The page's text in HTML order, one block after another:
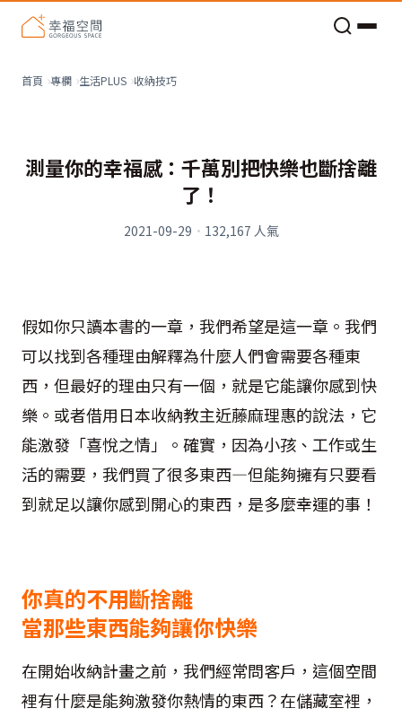
首頁 專欄 生活PLUS 收納技巧
測量你的幸福感：千萬別把快樂也斷捨離
了！
2021-09-29 · 132,167 人氣
假如你只讀本書的一章，我們希望是這一章。我們
可以找到各種理由解釋為什麼人們會需要各種東
西，但最好的理由只有一個，就是它能讓你感到快
樂。或者借用日本收納教主近藤麻理惠的說法，它
能激發「喜悅之情」。確實，因為小孩、工作或生
活的需要，我們買了很多東西—但能夠擁有只要看
到就足以讓你感到開心的東西，是多麼幸運的事！
你真的不用斷捨離
當那些東西能夠讓你快樂
在開始收納計畫之前，我們經常問客戶，這個空間
裡有什麼是能夠激發你熱情的東西？在儲藏室裡，